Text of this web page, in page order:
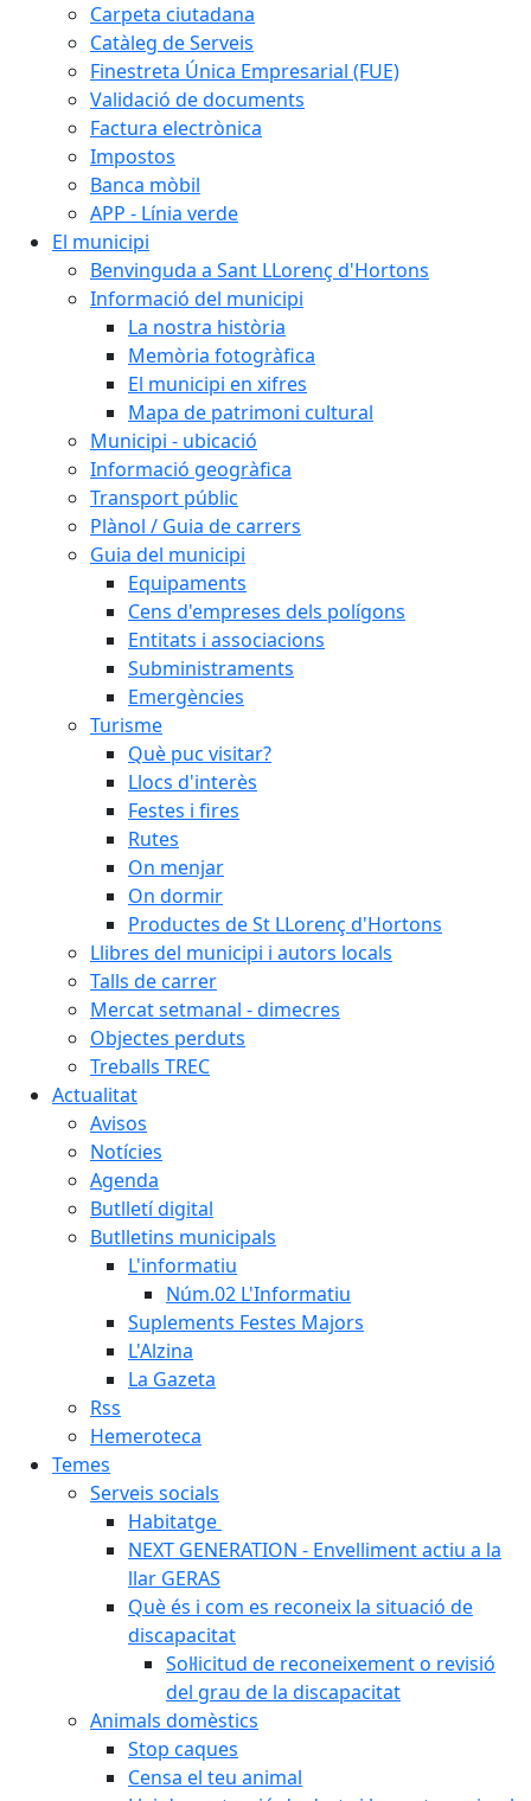
Carpeta ciutadana
Catàleg de Serveis
Finestreta Única Empresarial (FUE)
Validació de documents
Factura electrònica
Impostos
Banca mòbil
APP - Línia verde
El municipi
Benvinguda a Sant LLorenç d'Hortons
Informació del municipi
La nostra història
Memòria fotogràfica
El municipi en xifres
Mapa de patrimoni cultural
Municipi - ubicació
Informació geogràfica
Transport públic
Plànol / Guia de carrers
Guia del municipi
Equipaments
Cens d'empreses dels polígons
Entitats i associacions
Subministraments
Emergències
Turisme
Què puc visitar?
Llocs d'interès
Festes i fires
Rutes
On menjar
On dormir
Productes de St LLorenç d'Hortons
Llibres del municipi i autors locals
Talls de carrer
Mercat setmanal - dimecres
Objectes perduts
Treballs TREC
Actualitat
Avisos
Notícies
Agenda
Butlletí digital
Butlletins municipals
L'informatiu
Núm.02 L'Informatiu
Suplements Festes Majors
L'Alzina
La Gazeta
Rss
Hemeroteca
Temes
Serveis socials
Habitatge
NEXT GENERATION - Envelliment actiu a la
llar GERAS
Què és i com es reconeix la situació de
discapacitat
Sol·licitud de reconeixement o revisió
del grau de la discapacitat
Animals domèstics
Stop caques
Censa el teu animal